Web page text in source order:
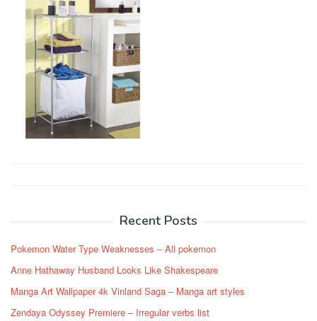
Recent Posts
Pokemon Water Type Weaknesses – All pokemon
Anne Hathaway Husband Looks Like Shakespeare
Manga Art Wallpaper 4k Vinland Saga – Manga art styles
Zendaya Odyssey Premiere – Irregular verbs list